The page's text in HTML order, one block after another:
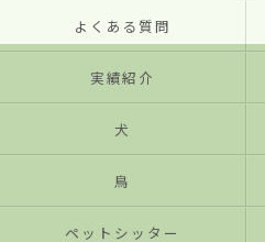
よくある質問
実績紹介
犬
鳥
ペットシッター